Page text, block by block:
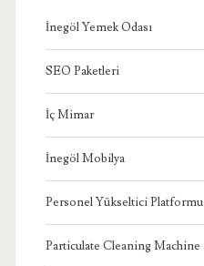
İnegöl Yemek Odası
SEO Paketleri
İç Mimar
İnegöl Mobilya
Personel Yükseltici Platformu
Particulate Cleaning Machine